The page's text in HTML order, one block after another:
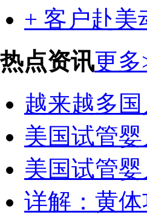
+ 客户赴美
热点资讯更多
越来越多
美国试管
美国试管
详解：黄